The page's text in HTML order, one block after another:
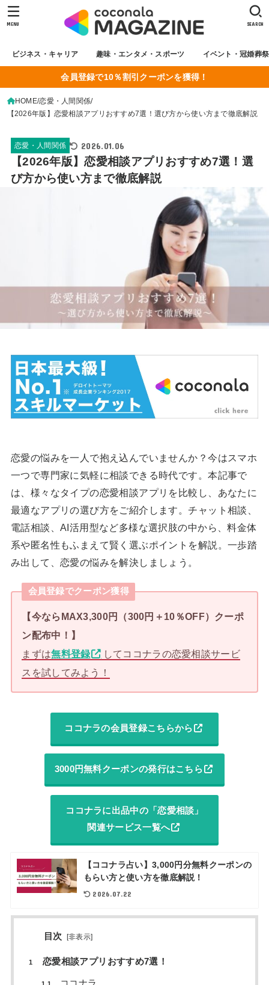
ビジネス・キャリア 趣味・エンタメ・スポーツ イベント・冠婚葬祭
SEARCH
MENU
会員登録で10％割引クーポンを獲得！
HOME 恋愛・人間関係
【2026年版】恋愛相談アプリおすすめ7選！選び方から使い方まで徹底解説
恋愛・人間関係 2026.01.06
【2026年版】恋愛相談アプリおすすめ7選！選
び方から使い方まで徹底解説
恋愛の悩みを一人で抱え込んでいませんか？今はスマホ
一つで専門家に気軽に相談できる時代です。本記事で
は、様々なタイプの恋愛相談アプリを比較し、あなたに
最適なアプリの選び方をご紹介します。チャット相談、
電話相談、AI活用型など多様な選択肢の中から、料金体
系や匿名性もふまえて賢く選ぶポイントを解説。一歩踏
み出して、恋愛の悩みを解決しましょう。
会員登録でクーポン獲得
【今ならMAX3,300円（300円＋10％OFF）クーポ
ン配布中！】
まずは無料登録
してココナラの恋愛相談サービ
スを試してみよう！
ココナラの会員登録こちらから
3000円無料クーポンの発行はこちら
ココナラに出品中の「恋愛相談」
関連サービス一覧へ
【ココナラ占い】3,000円分無料クーポンの
もらい方と使い方を徹底解説！
2026.07.22
目次 [非表示]
1 恋愛相談アプリおすすめ7選！
1.1 ココナラ